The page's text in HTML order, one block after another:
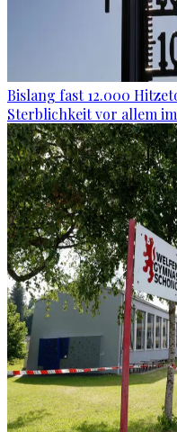
Bislang fast 12.000
Sterblichkeit vor allem